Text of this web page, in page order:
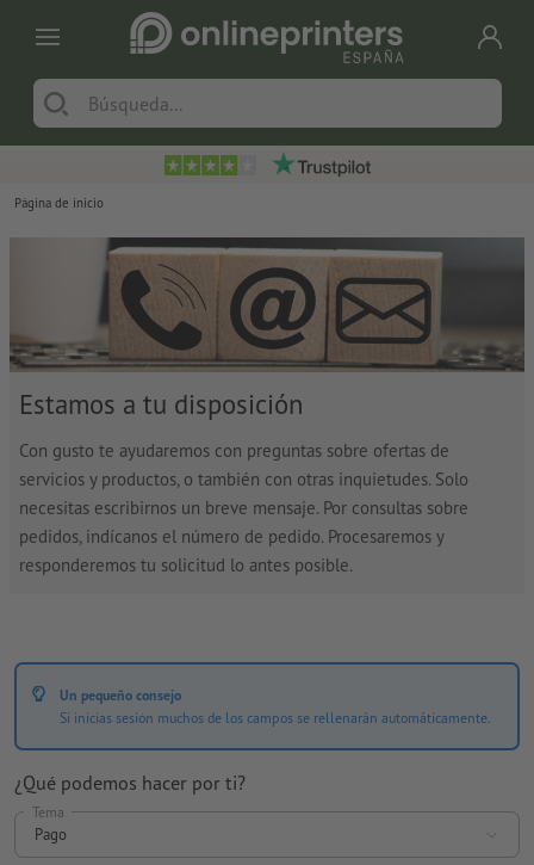
Página de inicio
Estamos a tu disposición
Con gusto te ayudaremos con preguntas sobre ofertas de
servicios y productos, o también con otras inquietudes. Solo
necesitas escribirnos un breve mensaje. Por consultas sobre
pedidos, indícanos el número de pedido. Procesaremos y
responderemos tu solicitud lo antes posible.
Un pequeño consejo
Si inicias sesión muchos de los campos se rellenarán automáticamente.
¿Qué podemos hacer por ti?
Pago
Tema